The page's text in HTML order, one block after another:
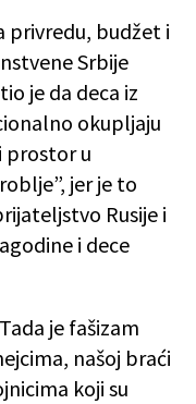
privredu, budžet i
Srbije
je da deca iz
okupljaju
prostor u
jer je to
Rusije i
i dece
je fašizam
našoj braći
koji su